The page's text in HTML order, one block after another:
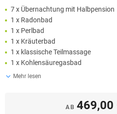
7 x Übernachtung mit Halbpension
1 x Radonbad
1 x Perlbad
1 x Kräuterbad
1 x klassische Teilmassage
1 x Kohlensäuregasbad
Mehr lesen
AB 469,00